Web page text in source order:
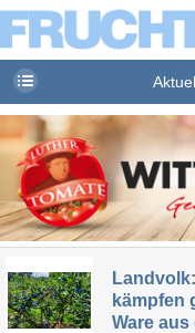
kämpfen
Ware aus